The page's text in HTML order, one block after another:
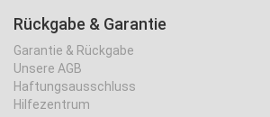
Rückgabe & Garantie
Garantie & Rückgabe
Unsere AGB
Haftungsausschluss
Hilfezentrum